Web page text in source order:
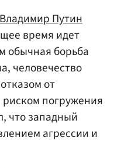
Владимир Путин
время идет
обычная борьба
человечество
от
погружения
что западный
агрессии и